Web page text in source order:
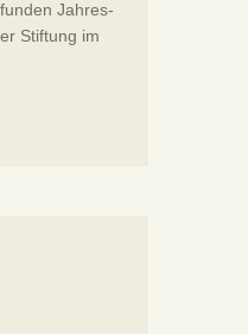
Jahres-
Stiftung im